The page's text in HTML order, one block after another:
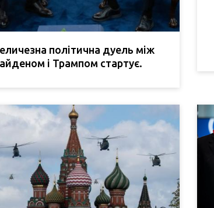
політична дуель між
і Трампом стартує.